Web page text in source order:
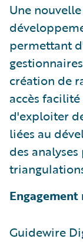
Une
permettant
création de
accès
d'exploiter
liées au
des
Guidewire